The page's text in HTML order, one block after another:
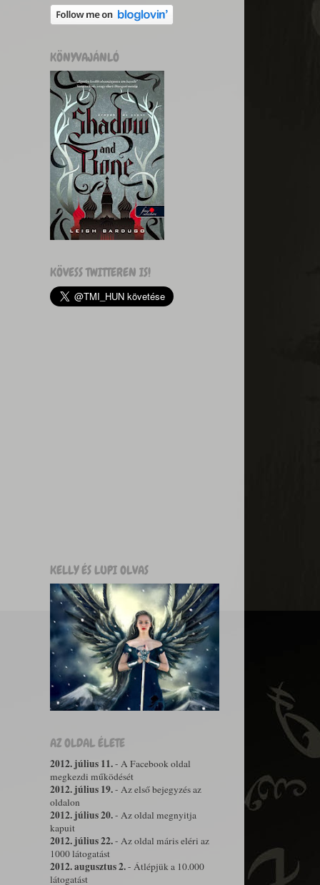
KÖNYVAJÁNLÓ
KÖVESS TWITTEREN IS!
KELLY ÉS LUPI OLVAS
AZ OLDAL ÉLETE
2012. július 11.- A Facebook oldal
megkezdi működését
2012. július 19.- Az első bejegyzés az
oldalon
2012. július 20.- Az oldal megnyitja
kapuit
2012. július 22.- Az oldal máris eléri az
1000 látogatást
2012. augusztus 2.- Átlépjük a 10.000
látogatást